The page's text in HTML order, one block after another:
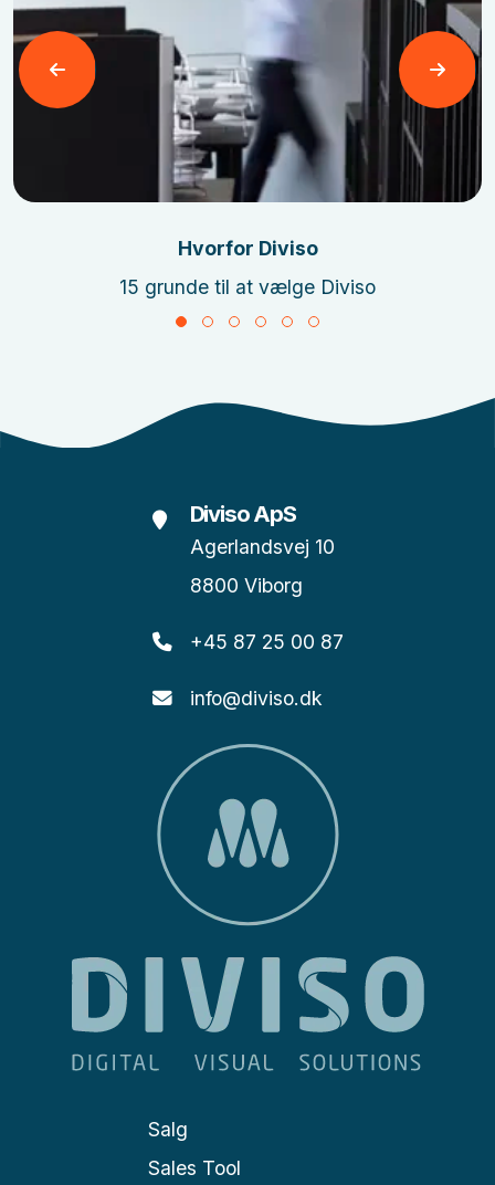
Læs mere
Hvorfor Diviso
15 grunde til at vælge Diviso
Diviso ApS
Agerlandsvej 10
8800 Viborg
+45 87 25 00 87
info@diviso.dk
Salg
Sales Tool